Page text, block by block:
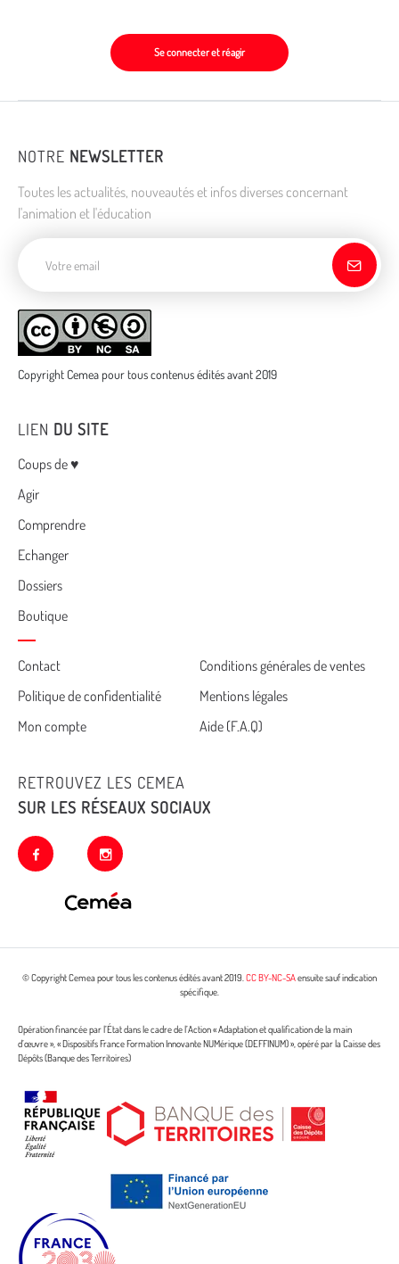
Se connecter et réagir
NOTRE NEWSLETTER
Toutes les actualités, nouveautés et infos diverses concernant
l'animation et l'éducation
Copyright Cemea pour tous contenus édités avant 2019
LIEN DU SITE
Menu
Coups de ♥
Agir
Comprendre
Echanger
Dossiers
Boutique
Cemea
footer
Contact
Conditions générales de ventes
Politique de confidentialité
Mentions légales
Mon compte
Aide (F.A.Q)
RETROUVEZ LES CEMEA
SUR LES RÉSEAUX SOCIAUX
facebook instagram
© Copyright Cemea pour tous les contenus édités avant 2019.CC BY-NC-SAensuite sauf indication
spécifique.
Opération financée par l’État dans le cadre de l’Action « Adaptation et qualification de la main
d’œuvre », « Dispositifs France Formation Innovante NUMérique (DEFFINUM) », opéré par la Caisse des
Dépôts (Banque des Territoires)